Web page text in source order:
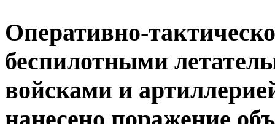
Оперативно-
беспилотными
войсками и